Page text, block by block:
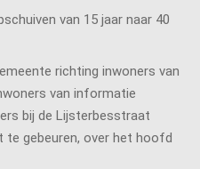
van 15 jaar naar 40
richting inwoners van
van informatie
bij de Lijsterbesstraat
te gebeuren, over het hoofd